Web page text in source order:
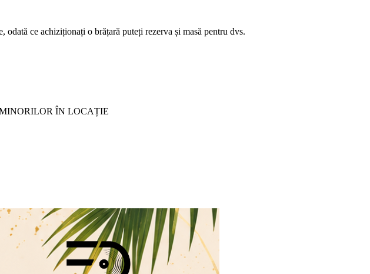
ce achiziționați o brățară puteți rezerva și masă pentru dvs.
ÎN LOCAȚIE